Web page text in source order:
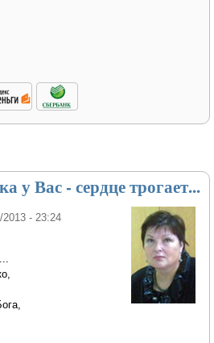
у Вас - сердце трогает...
2013 - 23:24